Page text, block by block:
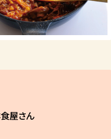
屋さん